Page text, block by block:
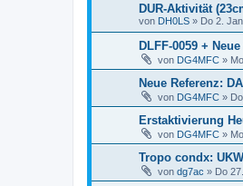
DUR-Aktivität
von DH0LS » Do 2.
DLFF-0059 +
von DG4MFC »
Neue Referenz:
von DG4MFC »
Erstaktivierung
von DG4MFC »
Tropo condx:
von dg7ac » Do